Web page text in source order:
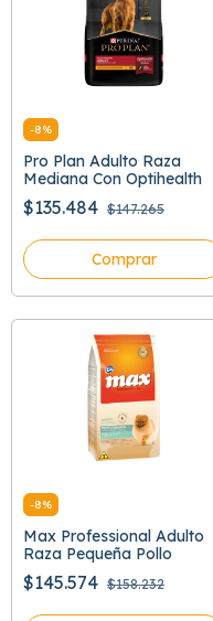
-8%
Pro Plan Adulto Raza
Mediana Con Optihealth
$135.484 $147.265
Comprar
-8%
Max Professional Adulto
Raza Pequeña Pollo
$145.574 $158.232